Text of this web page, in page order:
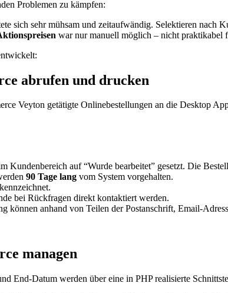
Problemen zu kämpfen:
sich sehr mühsam und zeitaufwändig. Selektieren nach
war nur manuell möglich – nicht praktikabel
abrufen und drucken
Veyton getätigte Onlinebestellungen an die Desktop
Kundenbereich auf “Wurde bearbeitet” gesetzt. Die
90 Tage lang vom System vorgehalten.
bei Rückfragen direkt kontaktiert werden.
können anhand von Teilen der Postanschrift, Email-
managen
End-Datum werden über eine in PHP realisierte